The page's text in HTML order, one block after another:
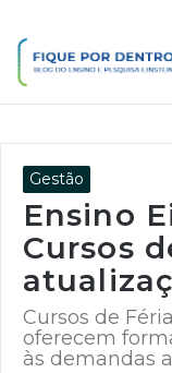
Gestão
Ensino
Cursos
Cursos de
oferecem
às demandas